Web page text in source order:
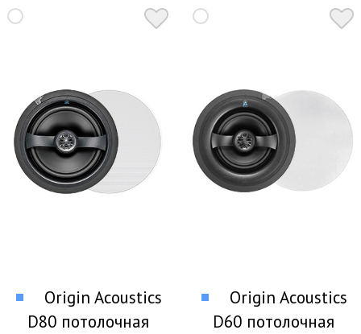
Origin Acoustics
D80 потолочная
Origin Acoustics
D60 потолочная